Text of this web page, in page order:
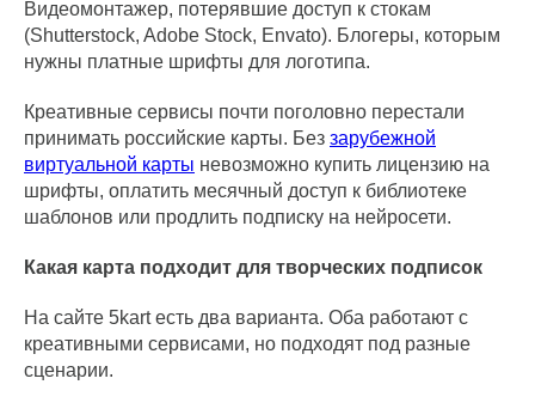
Видеомонтажер, потерявшие доступ к стокам
(Shutterstock, Adobe Stock, Envato). Блогеры, которым
нужны платные шрифты для логотипа.
Креативные сервисы почти поголовно перестали
принимать российские карты. Без зарубежной
виртуальной карты невозможно купить лицензию на
шрифты, оплатить месячный доступ к библиотеке
шаблонов или продлить подписку на нейросети.
Какая карта подходит для творческих подписок
На сайте 5kart есть два варианта. Оба работают с
креативными сервисами, но подходят под разные
сценарии.